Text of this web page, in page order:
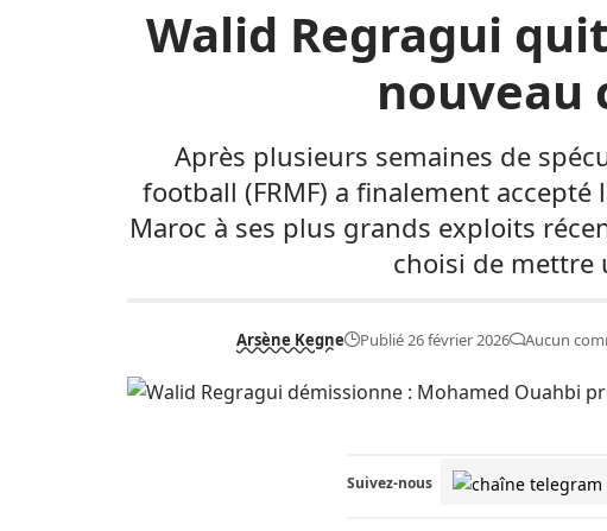
Walid Regragui
nouveau
Après plusieurs semaines de
football (FRMF) a finalement
Maroc à ses plus grands exploits
choisi de mettre
Arsène Kegne Publié 26 février 2026 Aucun
Suivez-nous